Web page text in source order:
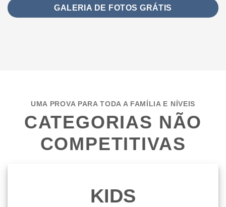
GALERIA DE FOTOS GRÁTIS
UMA PROVA PARA TODA A FAMÍLIA E NÍVEIS
CATEGORIAS NÃO
COMPETITIVAS
KIDS